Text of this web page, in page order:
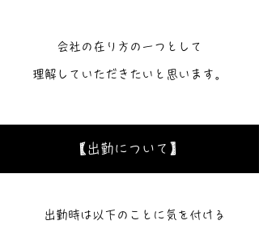
会社の在り方の一つとして
理解していただきたいと思います。
【出勤について】
出勤時は以下のことに気を付ける